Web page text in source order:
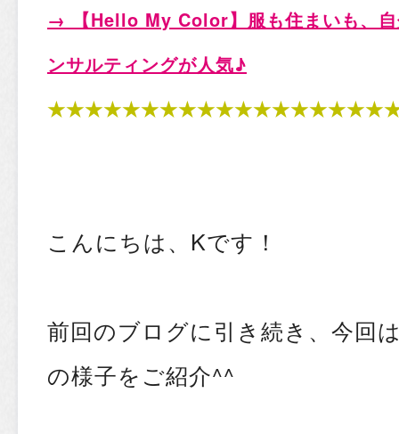
→ 【Hello My Color】服も住まいも、
ンサルティングが人気♪
こんにちは、Kです！
前回のブログに引き続き、今回
の様子をご紹介^^